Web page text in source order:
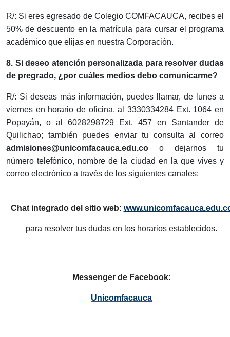
R/: Si eres egresado de Colegio COMFACAUCA, recibes el
50% de descuento en la matrícula para cursar el programa
académico que elijas en nuestra Corporación.
8. Si deseo atención personalizada para resolver dudas
de pregrado, ¿por cuáles medios debo comunicarme?
R/: Si deseas más información, puedes llamar, de lunes a
viernes en horario de oficina, al 3330334284 Ext. 1064 en
Popayán, o al 6028298729 Ext. 457 en Santander de
Quilichao; también puedes enviar tu consulta al correo
admisiones@unicomfacauca.edu.co o dejarnos tu
número telefónico, nombre de la ciudad en la que vives y
correo electrónico a través de los siguientes canales:
Chat integrado del sitio web:
para resolver tus dudas en los horarios establecidos.
Messenger de Facebook:
Unicomfacauca